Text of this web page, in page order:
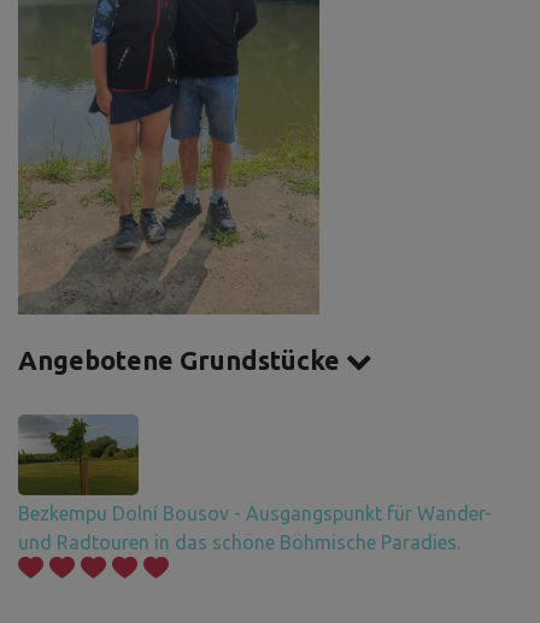
Angebotene Grundstücke
Bezkempu Dolní Bousov - Ausgangspunkt für Wander-
und Radtouren in das schöne Böhmische Paradies.